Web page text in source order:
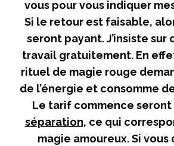
vous pour vous indiquer
Si le retour est faisable,
seront payant. J’insiste sur
travail gratuitement. En
rituel de magie rouge
de l’énergie et consomme
Le tarif commence seront
séparation, ce qui
magie amoureux. Si vous